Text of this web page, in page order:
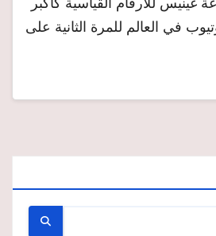
في العالم للمرة الثانية على